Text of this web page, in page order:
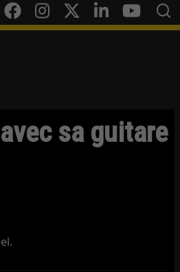
sa guitare